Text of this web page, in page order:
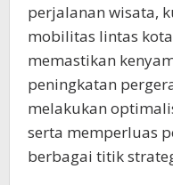
perjalanan wisata,
mobilitas lintas
memastikan
peningkatan
melakukan
serta memperluas
berbagai titik